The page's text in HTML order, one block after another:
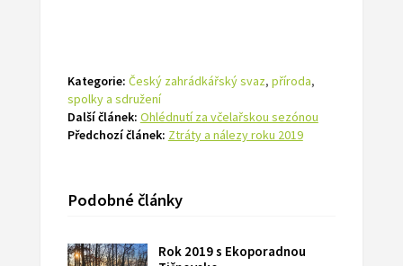
Kategorie: Český zahrádkářský svaz, příroda,
spolky a sdružení
Další článek: Ohlédnutí za včelařskou sezónou
Předchozí článek: Ztráty a nálezy roku 2019
Podobné články
Rok 2019 s Ekoporadnou